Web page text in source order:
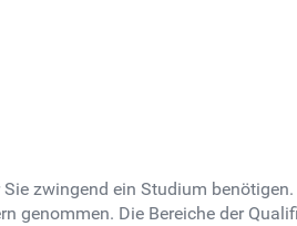
zwingend ein Studium
genommen. Die Bereiche der